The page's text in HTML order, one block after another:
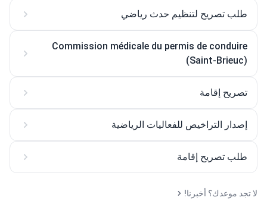
طلب تصريح لتنظيم حدث رياضي
Commission médicale du permis de conduire
(Saint-Brieuc)
تصريح إقامة
إصدار التراخيص للفعاليات الرياضية
طلب تصريح إقامة
لا تجد موعدك؟ أخبرنا!